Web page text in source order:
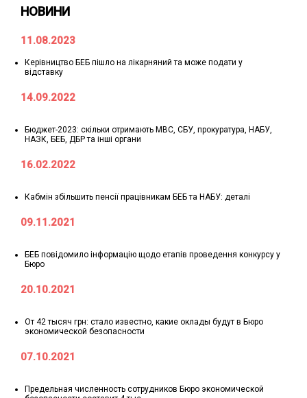
НОВИНИ
11.08.2023
Керівництво БЕБ пішло на лікарняний та може подати у
відставку
14.09.2022
Бюджет-2023: скільки отримають МВС, СБУ, прокуратура, НАБУ,
НАЗК, БЕБ, ДБР та інші органи
16.02.2022
Кабмін збільшить пенсії працівникам БЕБ та НАБУ: деталі
09.11.2021
БЕБ повідомило інформацію щодо етапів проведення конкурсу у
Бюро
20.10.2021
От 42 тысяч грн: стало известно, какие оклады будут в Бюро
экономической безопасности
07.10.2021
Предельная численность сотрудников Бюро экономической